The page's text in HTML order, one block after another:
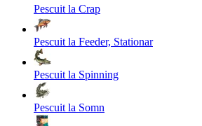
Pescuit la Crap
Pescuit la Feeder, Stationar
Pescuit la Spinning
Pescuit la Somn